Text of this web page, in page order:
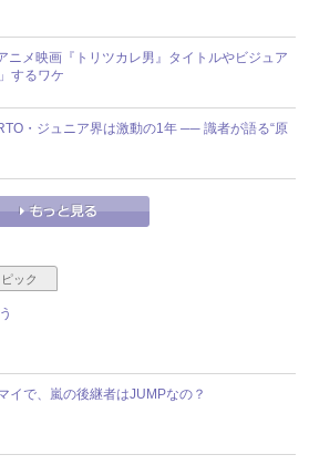
ニメ映画『トリツカレ男』タイトルやビジュア
するワケ
・ジュニア界は激動の1年 ── 識者が語る“原
ック
イで、嵐の後継者はJUMPなの？